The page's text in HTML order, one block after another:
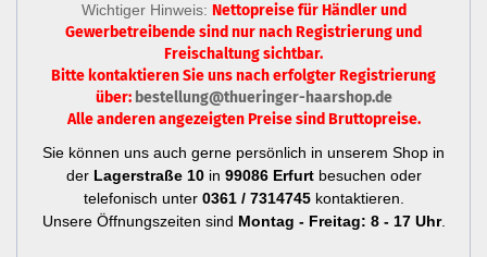
Wichtiger Hinweis: Nettopreise für Händler und
Gewerbetreibende sind nurnach Registrierungund
Freischaltung sichtbar.
Bitte kontaktieren Sie uns nach erfolgter Registrierung
über: bestellung@thueringer-haarshop.de
Alle anderen angezeigten Preise sind Bruttopreise.
Sie können uns auch gerne persönlich in unserem Shop in
der Lagerstraße 10in 99086 Erfurtbesuchen oder
telefonisch unter 0361 / 7314745kontaktieren.
Unsere Öffnungszeiten sind Montag - Freitag: 8 - 17 Uhr.